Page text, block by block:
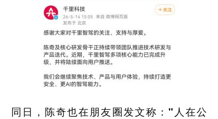
同日， 陈奇也在朋友圈发文称："人在公